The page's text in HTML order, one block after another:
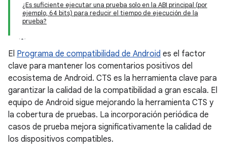
¿Es suficiente ejecutar una prueba solo en la ABI principal (por
ejemplo, 64 bits) para reducir el tiempo de ejecución de la
prueba?
El Programa de compatibilidad de Android es el factor
clave para mantener los comentarios positivos del
ecosistema de Android. CTS es la herramienta clave para
garantizar la calidad de la compatibilidad a gran escala. El
equipo de Android sigue mejorando la herramienta CTS y
la cobertura de pruebas. La incorporación periódica de
casos de prueba mejora significativamente la calidad de
los dispositivos compatibles.